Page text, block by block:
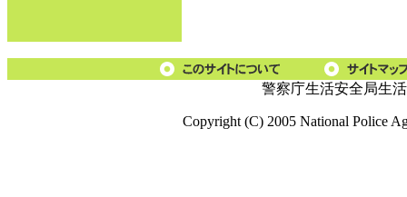
警察庁生活安全局生
Copyright (C) 2005 National Police